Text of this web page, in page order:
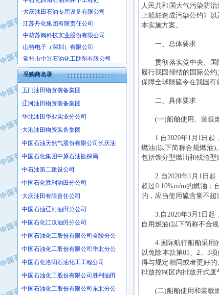
·大庆油田石油专用设备有限公司
·江苏丹化集团有限责任公司
·中核苏阀科技实业股份有限公司
·山特电子（深圳）有限公司
·常州市中兴石油化工助剂有限公司
·姜堰市三联助剂有限公司
·四川中光高技术研究所有限责任公司
·江苏天安防雷工程有限责任公司
·中国石化镇海炼化分公司
·上海鼓风机厂有限公司
·中核苏阀科技实业股份有限公司
·济南柴油机股份有限公司
·上海科瑞曼士德电源系统集成有限公
·东方合金铸造厂
·保定北奥石油物探特种车辆制造有限
·沧州市电气控制设备厂
·中船重工中南装备有限责任公司
·南石力天传动件有限公司
·浙江瑞普环境技术有限公司
·华北石油新大禹环保设备有限公司
采购商名录
·玉门油田物资装备集团
·辽河油田物资装备集团
·华北油田华业实业分公司
·大港油田物资装备集团
·中国石油天然气股份有限公司长庆油
·中国石化集团中原石油勘探局
·中石油第二建设公司
·中国石化胜利油田分公司
·大庆油田有限责任公司
·中国石油辽河油田分公司
·中国石化江汉油田分公司
·中国石油化工股份有限公司金陵分公
·中国石油化工股份有限公司华北分公
·中国石化洛阳石油化工工程公司
·中国石油化工股份有限公司胜利油田
·中国石油化工股份有限公司东北分公
人民共和国大气污染防
止船舶造成污染公约》
本实施方案。
一、总体要求
贯彻落实党中央、国
履行我国缔结的国际公
保障全球限硫令在我国
二、具体要求
(一)船舶使用、装载
1.自2020年1月1日起，
燃油(以下简称合规燃油)
包括馏分型燃油和残渣型
2.自2020年1月1日起
超过0.10%m/m的燃油；
的，应当使用硫含量不超
3.自2020年3月1日起，
自用燃油(以下简称不合
4.国际航行船舶采用的
以免除本款第01、2、3
得与规定相同或者更好
排放控制区内排放开式
(二)船舶使用和装载